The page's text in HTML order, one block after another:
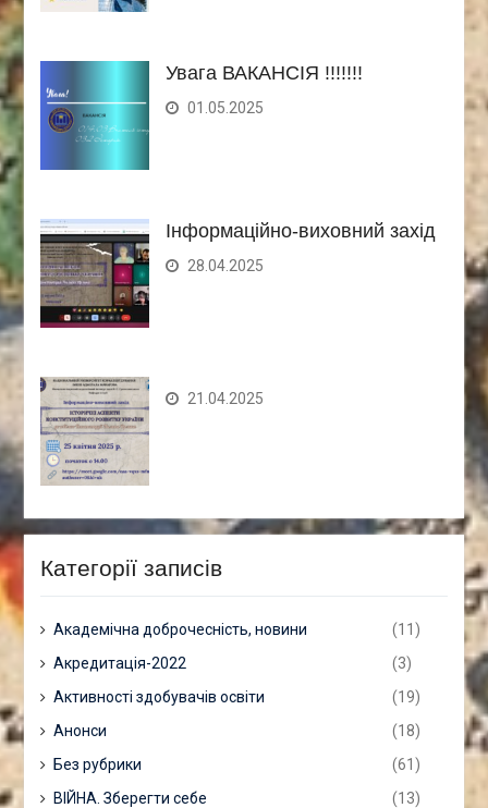
Увага ВАКАНСІЯ !!!!!!!
01.05.2025
Інформаційно-виховний захід
28.04.2025
21.04.2025
Категорії записів
Академічна доброчесність, новини
(11)
Акредитація-2022
(3)
Активності здобувачів освіти
(19)
Анонси
(18)
Без рубрики
(61)
ВІЙНА. Зберегти себе
(13)